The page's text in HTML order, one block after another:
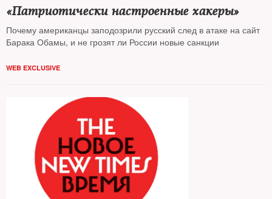
«Патриотически настроенные хакеры»
Почему американцы заподозрили русский след в атаке на сайт
Барака Обамы, и не грозят ли России новые санкции
WEB EXCLUSIVE